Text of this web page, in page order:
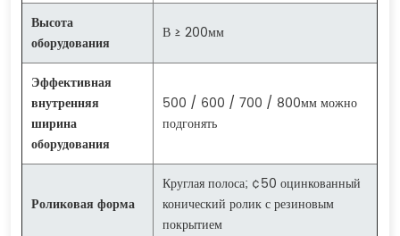
Высота
оборудования
В ≥ 200мм
Эффективная
внутренняя
ширина
оборудования
500 / 600 / 700 / 800мм можно
подгонять
Роликовая форма
Круглая полоса; ¢50 оцинкованный
конический ролик с резиновым
покрытием